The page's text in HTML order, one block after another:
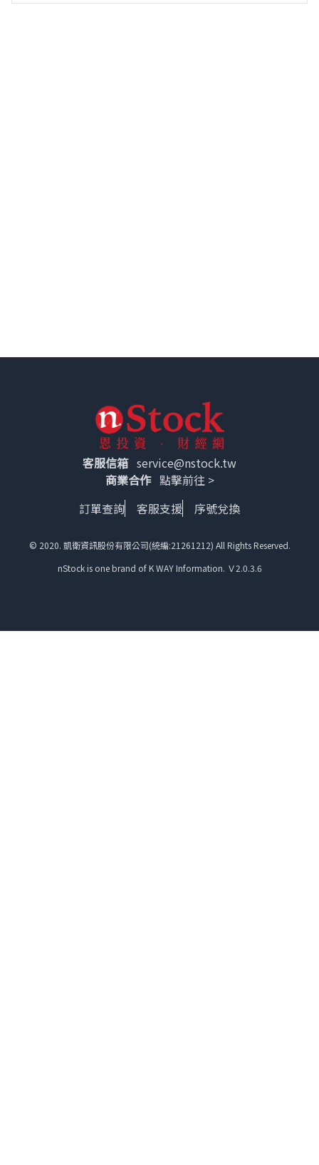
客服信箱 service@nstock.tw
商業合作 點擊前往 >
訂單查詢
客服支援 序號兌換
© 2020. 凱衛資訊股份有限公司(統編:21261212) All Rights Reserved.
nStock is one brand of K WAY Information. Ｖ2.0.3.6